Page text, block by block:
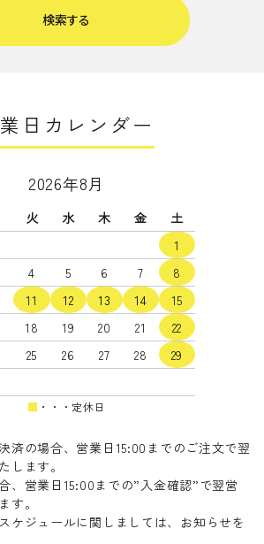
検索する
検索する
日カレンダー
2026年8月
火 水 木 金
土
1
4 5 6 7
8
11 12 13 14
15
18 19 20 21
22
25 26 27 28
29
■ ・・・定休日
済の場合、営業日15:00までのご注文で翌
します。
、営業日15:00までの”入金確認”で翌営
す。
ケジュールに関しましては、お知らせを